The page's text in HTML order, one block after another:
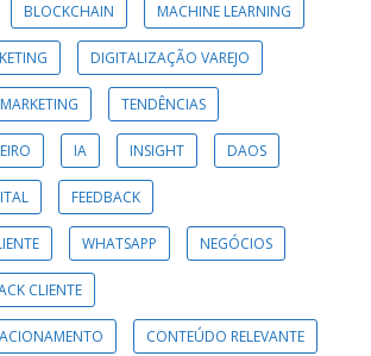
BLOCKCHAIN MACHINE LEARNING
DIGITALIZAÇÃO VAREJO
TENDÊNCIAS
IA INSIGHT DAOS
FEEDBACK
WHATSAPP NEGÓCIOS
CLIENTE
CONTEÚDO RELEVANTE